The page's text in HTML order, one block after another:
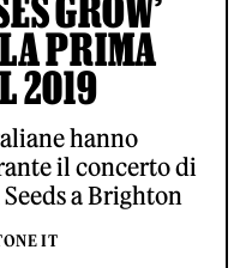
GROW’
PRIMA
2019
hanno
il concerto di
a Brighton
IT